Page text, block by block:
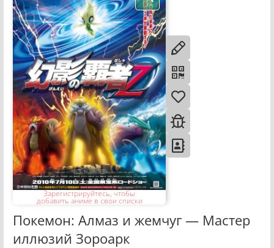
Зарегистрируйтесь, чтобы
добавить аниме в свои списки
Покемон: Алмаз и жемчуг — Мастер
иллюзий Зороарк